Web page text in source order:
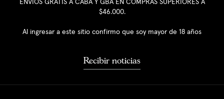
ENVÍOS GRATIS A CABA Y GBA EN COMPRAS SUPERIORES A
$46.000.
Al ingresar a este sitio confirmo que soy mayor de 18 años
Recibir noticias